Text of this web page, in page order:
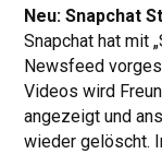
Neu: Snapchat
Snapchat hat mit
Newsfeed
Videos wird
angezeigt und
wieder gelöscht.